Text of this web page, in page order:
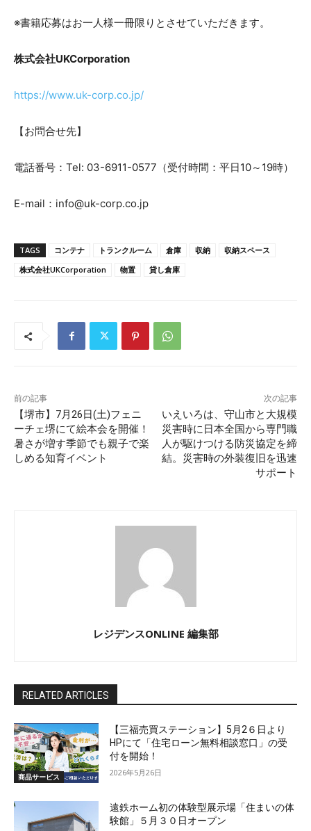
※書籍応募はお一人様一冊限りとさせていただきます。
株式会社UKCorporation
https://www.uk-corp.co.jp/
【お問合せ先】
電話番号：Tel: 03-6911-0577（受付時間：平日10～19時）
E-mail：info@uk-corp.co.jp
TAGS コンテナ トランクルーム 倉庫 収納
収納スペース
株式会社UKCorporation
物置 貸し倉庫
前の記事
【堺市】7月26日(土)フェニ
ーチェ堺にて絵本会を開催！
暑さが増す季節でも親子で楽
しめる知育イベント
次の記事
いえいろは、守山市と大規模
災害時に日本全国から専門職
人が駆けつける防災協定を締
結。災害時の外装復旧を迅速
サポート
レジデンスONLINE 編集部
RELATED ARTICLES
商品サービス
【三福売買ステーション】5月2６日より
HPにて「住宅ローン無料相談窓口」の受
付を開始！
2026年5月26日
遠鉄ホーム初の体験型展示場「住まいの体
験館」５月３０日オープン